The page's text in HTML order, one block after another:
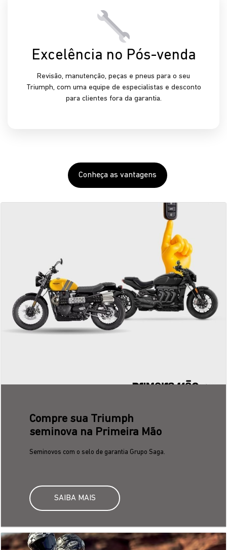
Compre sua Triumph
seminova na Primeira Mão
SAIBA MAIS
Programe a compra da sua moto nova com